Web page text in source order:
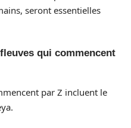
seront essentielles
qui commencent
par Z incluent le